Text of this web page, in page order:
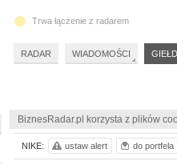
BiznesRadar.pl korzysta z plików
NIKE: ustaw alert do portfela
Trwa łączenie z radarem
RADAR WIADOMOŚCI